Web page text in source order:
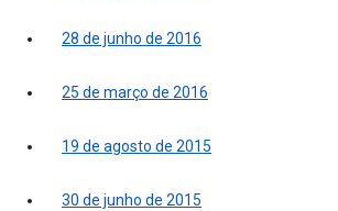
28 de junho de 2016
25 de março de 2016
19 de agosto de 2015
30 de junho de 2015